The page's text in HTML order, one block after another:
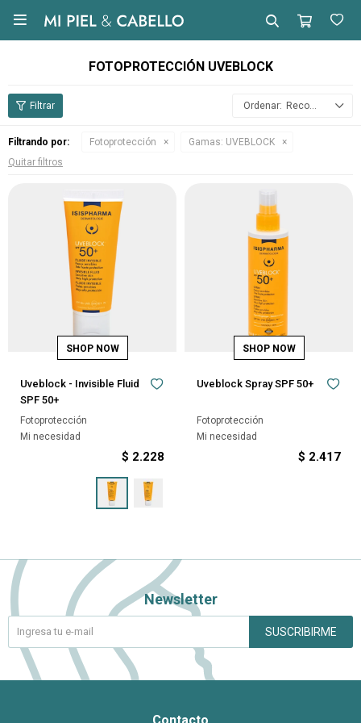

FOTOPROTECCIÓN UVEBLOCK
Recomendados
Filtrando por: Fotoprotección Gamas: UVEBLOCK
Quitar filtros
Uveblock - Invisible Fluid
SPF 50+
Fotoprotección
Mi necesidad
$ 2.228
Uveblock Spray SPF 50+
Fotoprotección
Mi necesidad
$ 2.417
Newsletter
SUSCRIBIRME